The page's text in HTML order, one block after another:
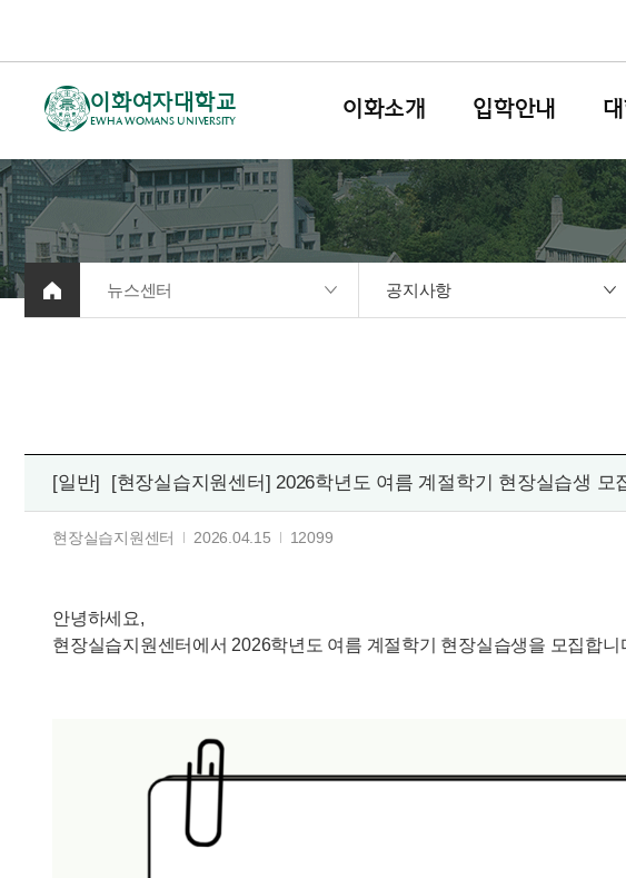
이화여자대학교
EWHA WOMANS UNIVERSITY
이화소개 입학안내
뉴스센터 공지사항
[일반] [현장실습지원센터] 2026학년도 여름 계절학기 현장실습생 모
현장실습지원센터 2026.04.15 12099
안녕하세요,
현장실습지원센터에서 2026학년도 여름 계절학기 현장실습생을 모집합니